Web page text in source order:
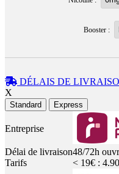
Booster :
DÉLAIS DE
X
Standard Express
Entreprise
Délai de livraison48/72h
Tarifs
< 19€ :